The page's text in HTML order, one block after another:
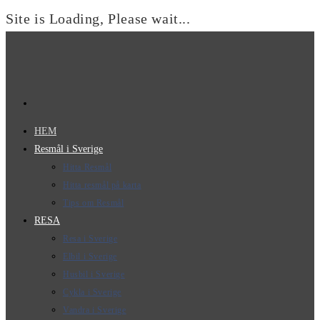
Site is Loading, Please wait...
HEM
Resmål i Sverige
Hitta Resmål
Hitta resmål på karta
Tips om Resmål
RESA
Resa i Sverige
Elbil i Sverige
Husbil i Sverige
Cykla i Sverige
Vandra i Sverige